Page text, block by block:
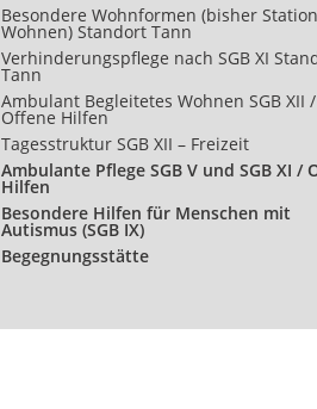
Besondere Wohnformen (bisher
Wohnen) Standort Tann
Verhinderungspflege nach SGB XI
Tann
Ambulant Begleitetes Wohnen SGB XII /
Offene Hilfen
Tagesstruktur SGB XII – Freizeit
Ambulante Pflege SGB V und SGB XI /
Hilfen
Besondere Hilfen für Menschen mit
Autismus (SGB IX)
Begegnungsstätte